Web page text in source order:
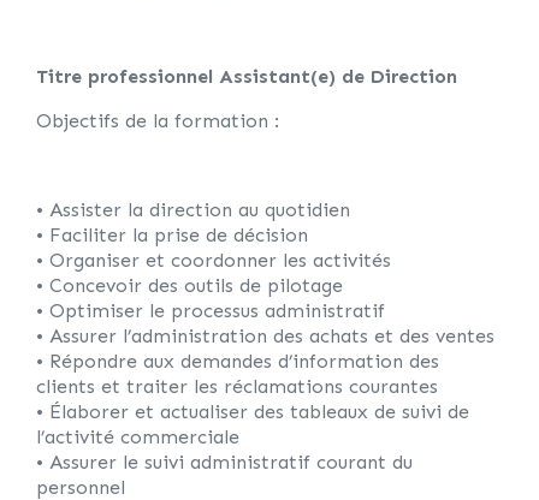
Titre professionnel Assistant(e) de Direction
Objectifs de la formation :
• Assister la direction au quotidien
• Faciliter la prise de décision
• Organiser et coordonner les activités
• Concevoir des outils de pilotage
• Optimiser le processus administratif
• Assurer l’administration des achats et des ventes
• Répondre aux demandes d’information des
clients et traiter les réclamations courantes
• Élaborer et actualiser des tableaux de suivi de
l’activité commerciale
• Assurer le suivi administratif courant du
personnel